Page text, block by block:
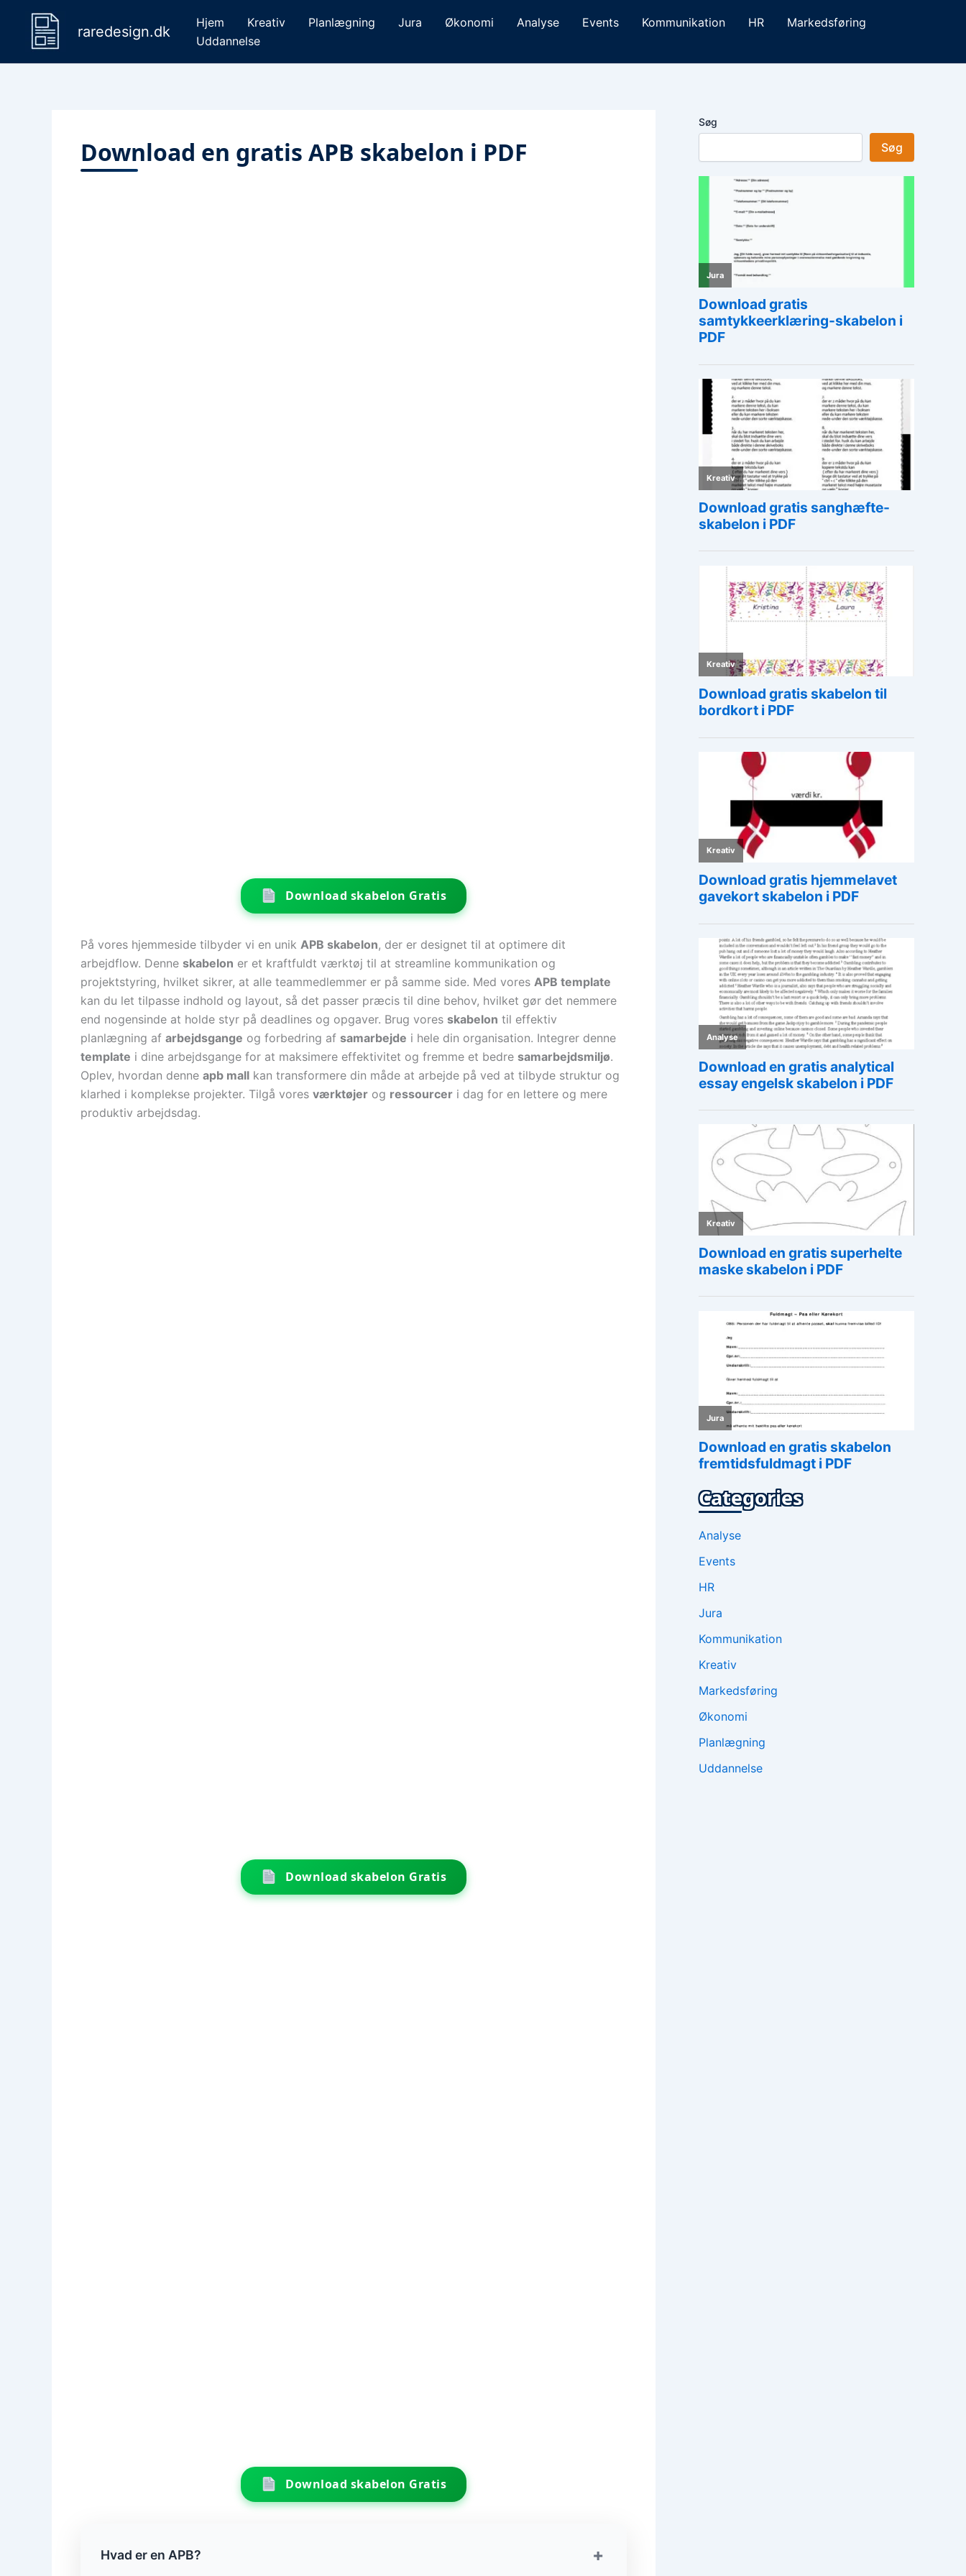
indholdet
raredesign.dk
Hjem Kreativ Planlægning Jura Økonomi Analyse Events Kommunikation HR
Markedsføring
Uddannelse
Download en gratis APB skabelon i PDF
Download skabelon Gratis
På vores hjemmeside tilbyder vi en unik APB skabelon, der er designet til at optimere dit
arbejdflow. Denne skabelon er et kraftfuldt værktøj til at streamline kommunikation og
projektstyring, hvilket sikrer, at alle teammedlemmer er på samme side. Med vores APB template
kan du let tilpasse indhold og layout, så det passer præcis til dine behov, hvilket gør det nemmere
end nogensinde at holde styr på deadlines og opgaver. Brug vores skabelon til effektiv
planlægning af arbejdsgange og forbedring af samarbejde i hele din organisation. Integrer denne
template i dine arbejdsgange for at maksimere effektivitet og fremme et bedre samarbejdsmiljø.
Oplev, hvordan denne apb mall kan transformere din måde at arbejde på ved at tilbyde struktur og
klarhed i komplekse projekter. Tilgå vores værktøjer og ressourcer i dag for en lettere og mere
produktiv arbejdsdag.
Download skabelon Gratis
Download skabelon Gratis
Hvad er en APB? +
Søg
Søg
Categories
Analyse
Events
HR
Jura
Kommunikation
Kreativ
Markedsføring
Økonomi
Planlægning
Uddannelse